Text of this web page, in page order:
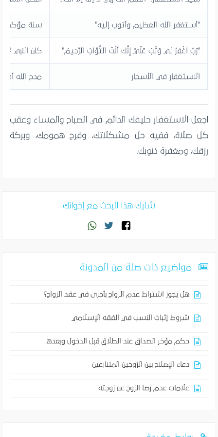
"أستغفر الله العظيم وأتوب إليه" سنة مؤكدة
"رَبِّ اغْفِرْ لِي وَتُبْ عَلَيَّ إِنَّكَ أَنْتَ التَّوَّابُ الرَّحِيمُ" كان النبي ﷺ
الاستغفار في الأسحار مدح الله
اجعل الاستغفار حليفك الدائم في الصباح والمساء وعقب
كل صلاة، ففيه حل مشكلاتك، وفرج همومك، وبركة
رزقك، ومغفرة ذنوبك.
شارك هذا البحث مع إخوانك
مواضيع ذات صلة من المدونة
هل يجوز اشتراط عدم الزواج بأخرى في عقد الزواج؟
شروط إثبات النسب في الفقه الإسلامي
حكم مؤخر الصداق عند الطلاق قبل الدخول وبعده
دعاء الإصلاح بين الزوجين المتنازعين
علامات عدم رضا الزوج عن زوجته